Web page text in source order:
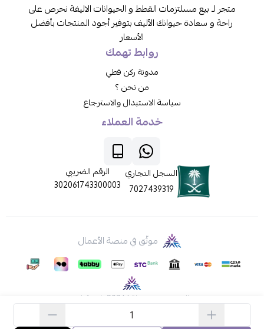
متجر لـ بيع مسلتزمات القطط و الحيوانات الاليفة نحرص على
راحة و سعادة حيوانك الأليف بتوفير أجود المنتجات بأفضل
الأسعار
روابط تهمك
مدونة ركن قطي
من نحن ؟
سياسة الاستبدال والاسترجاع
خدمة العملاء
السجل التجاري
7027439319
الرقم الضريبي
302061743300003
موثّق في منصة الأعمال
الحقوق محفوظة | 2026 ركن قطي